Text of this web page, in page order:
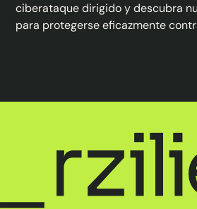
ciberataque dirigido y descubra
para protegerse eficazmente